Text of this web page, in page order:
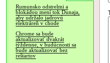
Rumunsko odstrelmi a
blokádou mení tok Dunaja,
aby udržalo jadrovú
elektráreň v chode
Chrome sa bude
aktualizovať dvakrát
týždenne, v budúcnosti sa
bude aktualizovať bez
reštartov